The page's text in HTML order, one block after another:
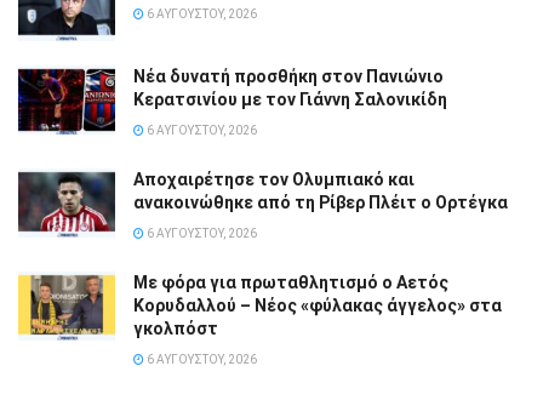
6 ΑΥΓΟΎΣΤΟΥ, 2026
Νέα δυνατή προσθήκη στον Πανιώνιο
Κερατσινίου με τον Γιάννη Σαλονικίδη
6 ΑΥΓΟΎΣΤΟΥ, 2026
Αποχαιρέτησε τον Ολυμπιακό και
ανακοινώθηκε από τη Ρίβερ Πλέιτ ο Ορτέγκα
6 ΑΥΓΟΎΣΤΟΥ, 2026
Με φόρα για πρωταθλητισμό ο Αετός
Κορυδαλλού – Νέος «φύλακας άγγελος» στα
γκολπόστ
6 ΑΥΓΟΎΣΤΟΥ, 2026